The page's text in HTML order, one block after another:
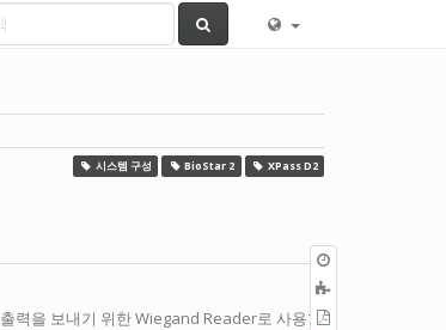
시스템 구성 BioStar 2 XPass D2
력을 보내기 위한 Wiegand Reader로 사용합